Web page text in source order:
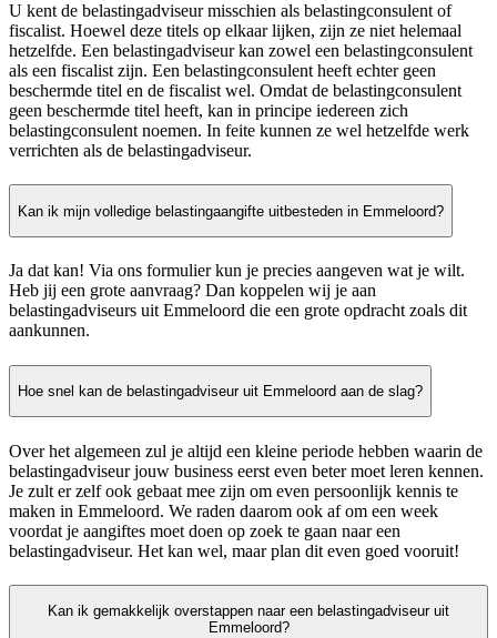
U kent de belastingadviseur misschien als belastingconsulent of
fiscalist. Hoewel deze titels op elkaar lijken, zijn ze niet helemaal
hetzelfde. Een belastingadviseur kan zowel een belastingconsulent
als een fiscalist zijn. Een belastingconsulent heeft echter geen
beschermde titel en de fiscalist wel. Omdat de belastingconsulent
geen beschermde titel heeft, kan in principe iedereen zich
belastingconsulent noemen. In feite kunnen ze wel hetzelfde werk
verrichten als de belastingadviseur.
Kan ik mijn volledige belastingaangifte uitbesteden in Emmeloord?
Ja dat kan! Via ons formulier kun je precies aangeven wat je wilt.
Heb jij een grote aanvraag? Dan koppelen wij je aan
belastingadviseurs uit Emmeloord die een grote opdracht zoals dit
aankunnen.
Hoe snel kan de belastingadviseur uit Emmeloord aan de slag?
Over het algemeen zul je altijd een kleine periode hebben waarin de
belastingadviseur jouw business eerst even beter moet leren kennen.
Je zult er zelf ook gebaat mee zijn om even persoonlijk kennis te
maken in Emmeloord. We raden daarom ook af om een week
voordat je aangiftes moet doen op zoek te gaan naar een
belastingadviseur. Het kan wel, maar plan dit even goed vooruit!
Kan ik gemakkelijk overstappen naar een belastingadviseur uit
Emmeloord?